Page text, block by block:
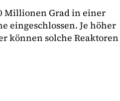
Millionen Grad in einer
eingeschlossen. Je höher
können solche Reaktoren